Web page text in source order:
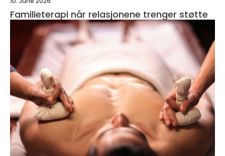
Familieterapi når relasjonene trenger støtte